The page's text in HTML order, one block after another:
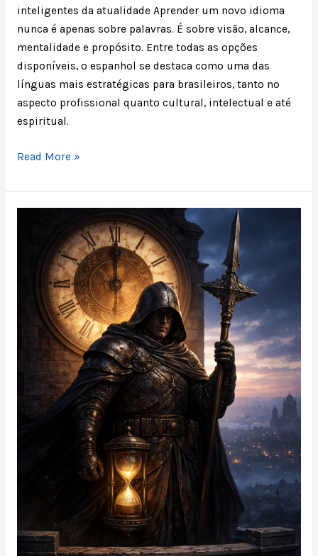
inteligentes da atualidade Aprender um novo idioma
nunca é apenas sobre palavras. É sobre visão, alcance,
mentalidade e propósito. Entre todas as opções
disponíveis, o espanhol se destaca como uma das
línguas mais estratégicas para brasileiros, tanto no
aspecto profissional quanto cultural, intelectual e até
espiritual.
Read More »
Vigilância
Domínio
Tempo